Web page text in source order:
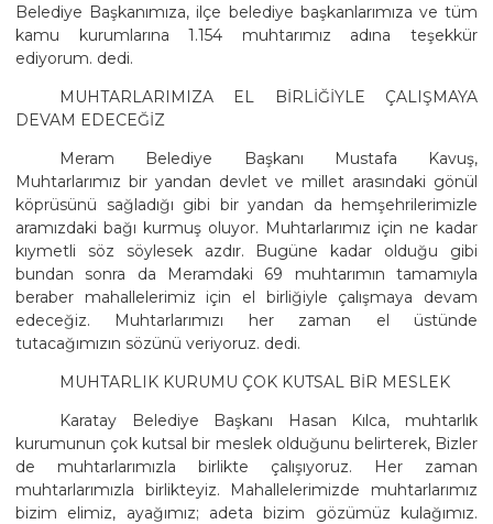
Belediye Başkanımıza, ilçe belediye başkanlarımıza ve tüm
kamu kurumlarına 1.154 muhtarımız adına teşekkür
ediyorum. dedi.
MUHTARLARIMIZA EL BİRLİĞİYLE ÇALIŞMAYA
DEVAM EDECEĞİZ
Meram Belediye Başkanı Mustafa Kavuş,
Muhtarlarımız bir yandan devlet ve millet arasındaki gönül
köprüsünü sağladığı gibi bir yandan da hemşehrilerimizle
aramızdaki bağı kurmuş oluyor. Muhtarlarımız için ne kadar
kıymetli söz söylesek azdır. Bugüne kadar olduğu gibi
bundan sonra da Meramdaki 69 muhtarımın tamamıyla
beraber mahallelerimiz için el birliğiyle çalışmaya devam
edeceğiz. Muhtarlarımızı her zaman el üstünde
tutacağımızın sözünü veriyoruz. dedi.
MUHTARLIK KURUMU ÇOK KUTSAL BİR MESLEK
Karatay Belediye Başkanı Hasan Kılca, muhtarlık
kurumunun çok kutsal bir meslek olduğunu belirterek, Bizler
de muhtarlarımızla birlikte çalışıyoruz. Her zaman
muhtarlarımızla birlikteyiz. Mahallelerimizde muhtarlarımız
bizim elimiz, ayağımız; adeta bizim gözümüz kulağımız.